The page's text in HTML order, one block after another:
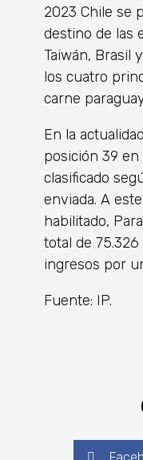
2023 Chile se
destino de las
Taiwán, Brasil
los cuatro
carne
En la
posición 39
clasificado
enviada. A
habilitado,
total de
ingresos por
Fuente: IP.